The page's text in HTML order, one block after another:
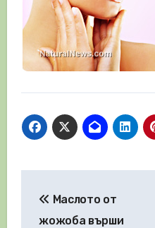
Маслото от
жожоба върши